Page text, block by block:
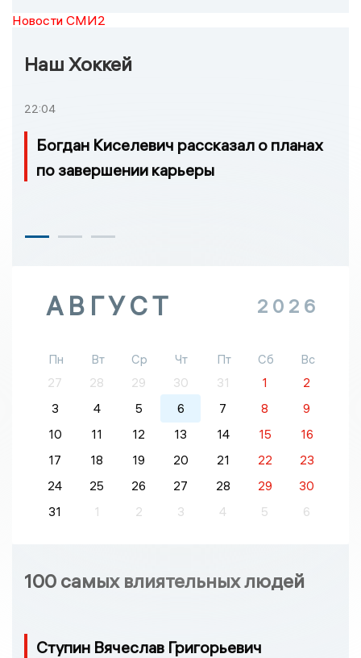
Новости СМИ2
Наш Хоккей
22:04
Богдан Киселевич рассказал о планах
по завершении карьеры
АВГУСТ 2026
Пн Вт Ср Чт Пт Сб
Вс
27
28 29 30 31 1
2
3
4 5 6 7 8
9
10
11 12 13 14 15
16
17
18 19 20 21 22
23
24
25 26 27 28 29
30
31
1 2 3 4 5 6
100 самых влиятельных людей
Ступин Вячеслав Григорьевич